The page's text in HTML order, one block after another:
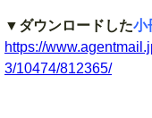
▼ ダウンロードした小
https://
3/10474/812365/